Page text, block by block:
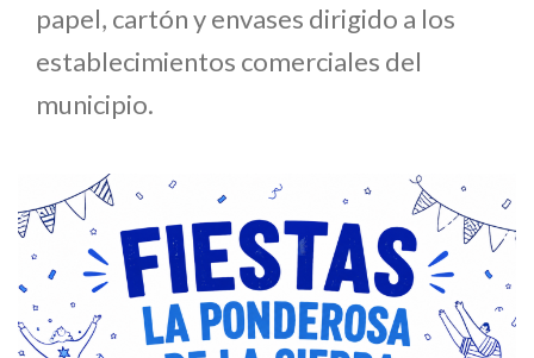
papel, cartón y envases dirigido a los
establecimientos comerciales del
municipio.